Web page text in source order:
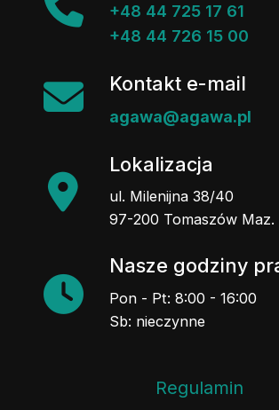
+48 44 725 17 61
+48 44 726 15 00
Kontakt e-mail
agawa@agawa.pl
Lokalizacja
ul. Milenijna 38/40
97-200 Tomaszów Maz.
Nasze godziny
Pon - Pt: 8:00 - 16:00
Sb: nieczynne
Regulamin